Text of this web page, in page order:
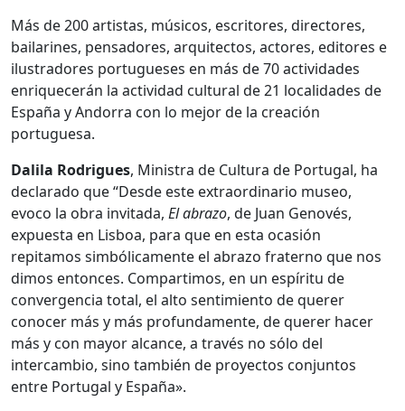
Más de 200 artistas, músicos, escritores, directores,
bailarines, pensadores, arquitectos, actores, editores e
ilustradores portugueses en más de 70 actividades
enriquecerán la actividad cultural de 21 localidades de
España y Andorra con lo mejor de la creación
portuguesa.
Dalila Rodrigues, Ministra de Cultura de Portugal, ha
declarado que “Desde este extraordinario museo,
evoco la obra invitada, El abrazo, de Juan Genovés,
expuesta en Lisboa, para que en esta ocasión
repitamos simbólicamente el abrazo fraterno que nos
dimos entonces. Compartimos, en un espíritu de
convergencia total, el alto sentimiento de querer
conocer más y más profundamente, de querer hacer
más y con mayor alcance, a través no sólo del
intercambio, sino también de proyectos conjuntos
entre Portugal y España».